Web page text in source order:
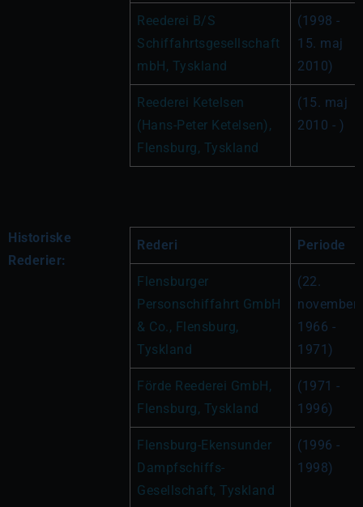
Reederei B/S
Schiffahrtsgesellschaft
mbH, Tyskland
(1998 -
15. maj
2010)
Reederei Ketelsen
(Hans-Peter Ketelsen),
Flensburg, Tyskland
(15. maj
2010 - )
Historiske
Rederier:
Rederi Periode
Flensburger
Personschiffahrt GmbH
& Co., Flensburg,
Tyskland
(22.
november
1966 -
1971)
Förde Reederei GmbH,
Flensburg, Tyskland
(1971 -
1996)
Flensburg-Ekensunder
Dampfschiffs-
Gesellschaft, Tyskland
(1996 -
1998)